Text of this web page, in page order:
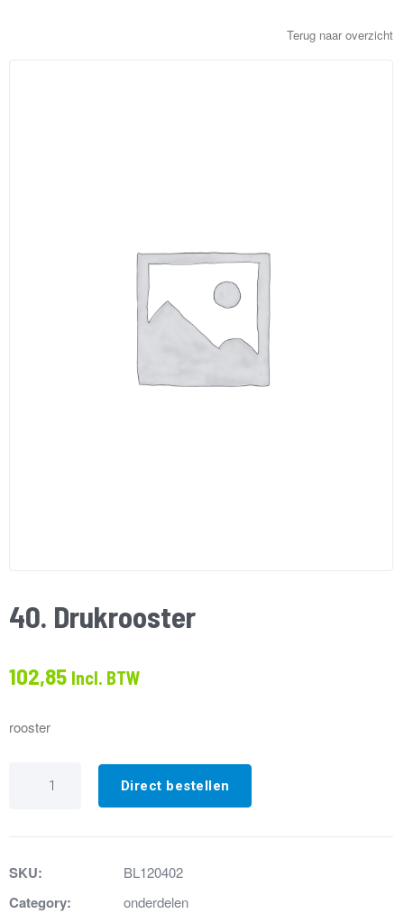
Terug naar overzicht
40. Drukrooster
102,85 Incl. BTW
rooster
Drukrooster
Direct bestellen
SKU: BL120402
Category: onderdelen